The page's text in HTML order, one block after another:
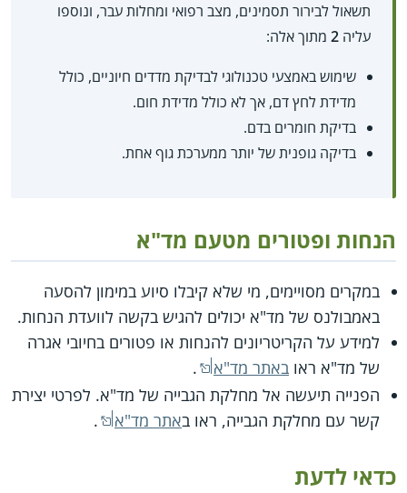
תשאול לבירור תסמינים, מצב רפואי ומחלות עבר, ונוספו
עליה 2 מתוך אלה:
שימוש באמצעי טכנולוגי לבדיקת מדדים חיוניים, כולל
מדידת לחץ דם, אך לא כולל מדידת חום.
בדיקת חומרים בדם.
בדיקה גופנית של יותר ממערכת גוף אחת.
הנחות ופטורים מטעם מד"א
במקרים מסויימים, מי שלא קיבלו סיוע במימון להסעה
באמבולנס של מד"א יכולים להגיש בקשה לוועדת הנחות.
למידע על הקריטריונים להנחות או פטורים בחיובי אגרה
של מד"א ראו באתר מד"א
.
הפנייה תיעשה אל מחלקת הגבייה של מד"א. לפרטי יצירת
קשר עם מחלקת הגבייה, ראו באתר מד"א .
כדאי לדעת